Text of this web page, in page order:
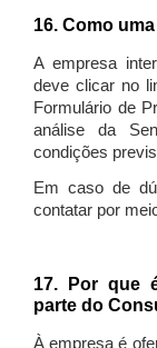
16. Como
A empresa
deve clicar no
Formulário de
análise da
condições
Em caso de
contatar por
17. Por que
parte do
À empresa é